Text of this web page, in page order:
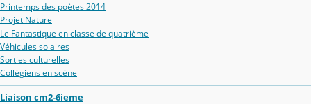
Printemps des poètes 2014
Projet Nature
Le Fantastique en classe de quatrième
Véhicules solaires
Sorties culturelles
Collégiens en scéne
Liaison cm2-6ieme